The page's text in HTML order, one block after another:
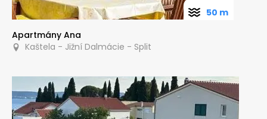
Apartmány Ana
Kaštela - Jižní Dalmácie - Split
50 m